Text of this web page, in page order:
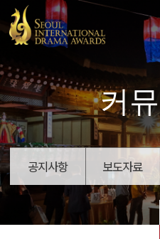
커
공지사항 보도자료